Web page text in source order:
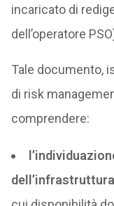
incaricato di
dell’operatore
Tale documento,
di risk
comprendere:
dell’infrastruttura